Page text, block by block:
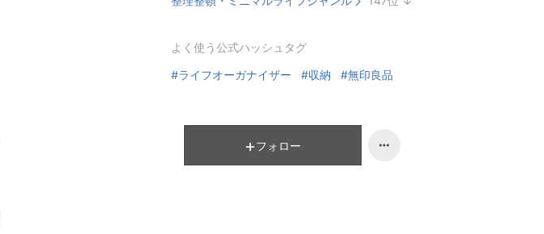
よく使う公式ハッシュタグ
#ライフオーガナイザー #収納 #無印良品
フォロー